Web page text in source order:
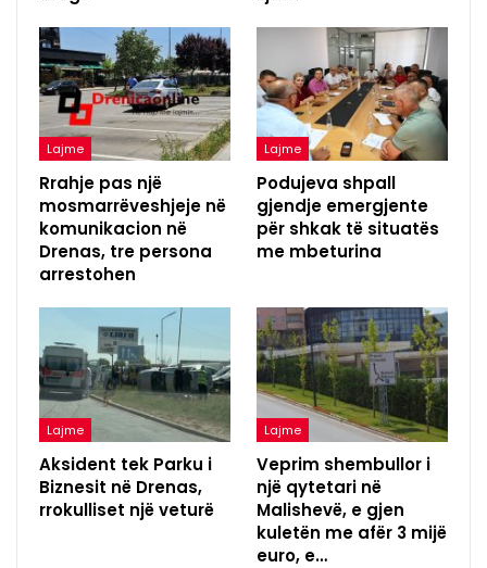
Lajme
Rrahje pas një
mosmarrëveshjeje në
komunikacion në
Drenas, tre persona
arrestohen
Lajme
Podujeva shpall
gjendje emergjente
për shkak të situatës
me mbeturina
Lajme
Aksident tek Parku i
Biznesit në Drenas,
rrokulliset një veturë
Lajme
Veprim shembullor i
një qytetari në
Malishevë, e gjen
kuletën me afër 3 mijë
euro, e…